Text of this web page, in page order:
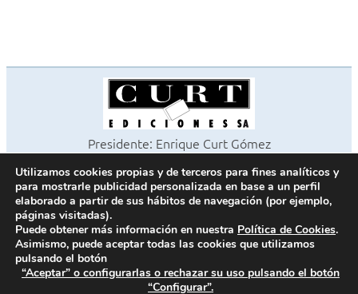
Presidente: Enrique Curt Gómez
©2026 Revista Cocinas y Baños
Todos los derechos reservados
Paseo de Gracia, 63. 1º 2ª. 08008 Barcelona -
Fax 933 183 505
Utilizamos cookies propias y de terceros para fines analíticos y
para mostrarle publicidad personalizada en base a un perfil
elaborado a partir de sus hábitos de navegación (por ejemplo,
páginas visitadas).
Puede obtener más información en nuestra Política de Cookies.
Asimismo, puede aceptar todas las cookies que utilizamos
pulsando el botón
“Aceptar” o configurarlas o rechazar su uso pulsando el botón
“Configurar”.